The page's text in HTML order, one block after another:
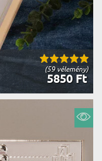
(59 vélemény)
5850 Ft